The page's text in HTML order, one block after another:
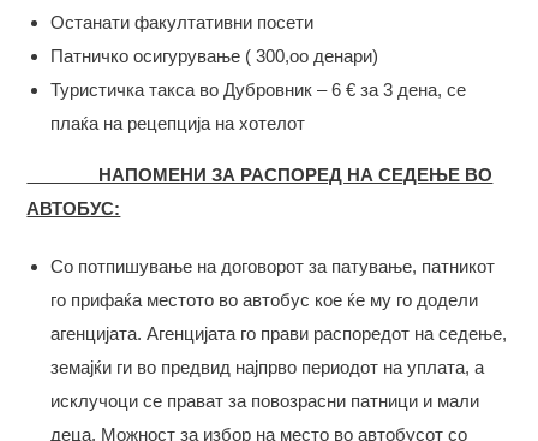
Останати факултативни посети
Патничко осигурување ( 300,оо денари)
Туристичка такса во Дубровник – 6 € за 3 дена, се
плаќа на рецепција на хотелот
НАПОМЕНИ ЗА РАСПОРЕД НА СЕДЕЊЕ ВО
АВТОБУС:
Со потпишување на договорот за патување, патникот
го прифаќа местото во автобус кое ќе му го додели
агенцијата. Агенцијата го прави распоредот на седење,
земајќи ги во предвид најпрво периодот на уплата, а
исклучоци се прават за повозрасни патници и мали
деца. Можност за избор на место во автобусот со